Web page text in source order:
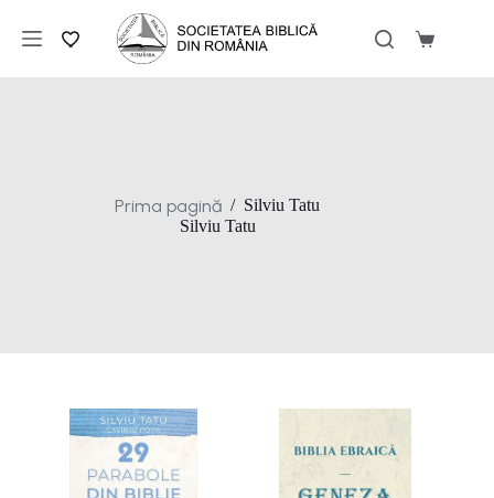
conținut
Coș
Prima pagină / Silviu Tatu
Silviu Tatu